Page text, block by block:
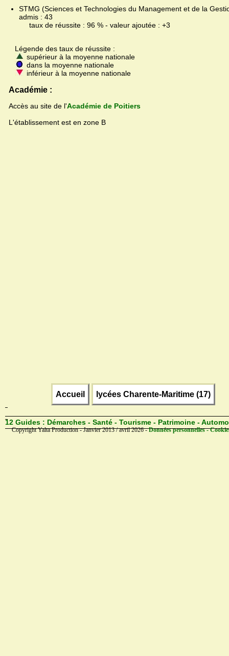
STMG (Sciences et Technologies du Management et de la
admis : 43
taux de réussite : 96 % - valeur ajoutée : +3
Légende des taux de réussite :
supérieur à la moyenne nationale
dans la moyenne nationale
inférieur à la moyenne nationale
Académie :
Accès au site de l'Académie de Poitiers
L'établissement est en zone B
Accueil lycées Charente-Maritime (17)
12 Guides : Démarches - Santé - Tourisme - Patrimoine -
Copyright Yalta Production - Janvier 2013 / avril 2026 -Données personnelles -